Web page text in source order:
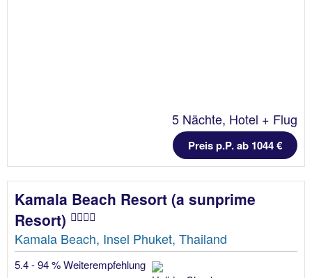
5 Nächte, Hotel + Flug
Preis p.P. ab 1044 €
Kamala Beach Resort (a sunprime
Resort)
Kamala Beach, Insel Phuket, Thailand
5.4 - 94 % Weiterempfehlung